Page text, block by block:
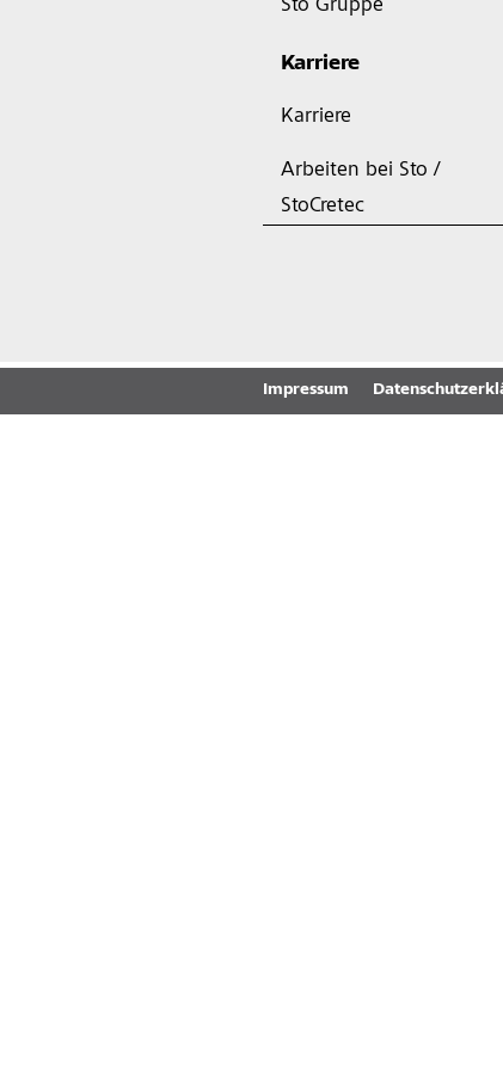
Sto Gruppe
Karriere
Karriere
Arbeiten bei Sto /
StoCretec
Impressum